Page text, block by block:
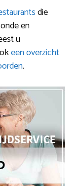
die
en
u
een overzicht
.